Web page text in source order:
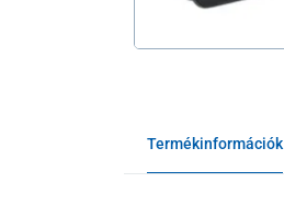
Termékinformációk